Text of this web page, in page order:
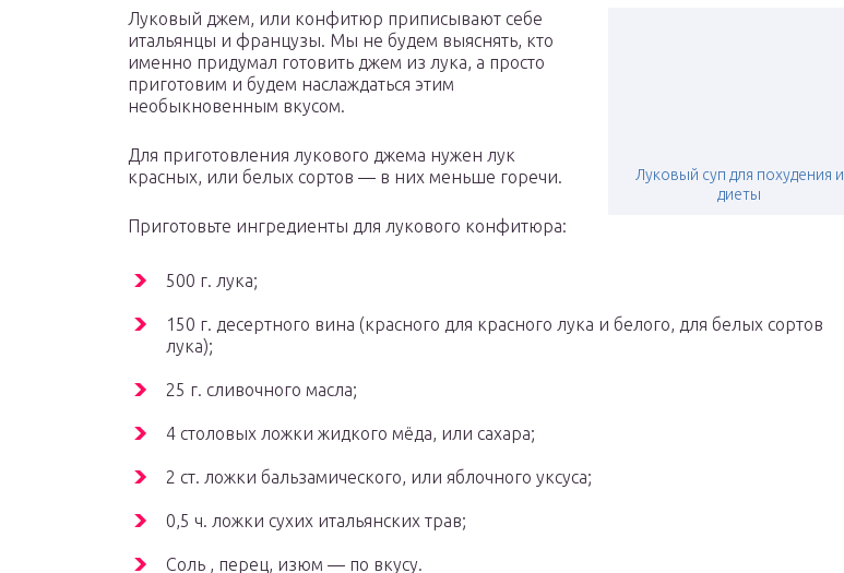
Луковый суп для похудения и
диеты
Луковый джем, или конфитюр приписывают себе
итальянцы и французы. Мы не будем выяснять, кто
именно придумал готовить джем из лука, а просто
приготовим и будем наслаждаться этим
необыкновенным вкусом.
Для приготовления лукового джема нужен лук
красных, или белых сортов — в них меньше горечи.
Приготовьте ингредиенты для лукового конфитюра:
500 г. лука;
150 г. десертного вина (красного для красного лука и белого, для белых сортов
лука);
25 г. сливочного масла;
4 столовых ложки жидкого мёда, или сахара;
2 ст. ложки бальзамического, или яблочного уксуса;
0,5 ч. ложки сухих итальянских трав;
Соль , перец, изюм — по вкусу.